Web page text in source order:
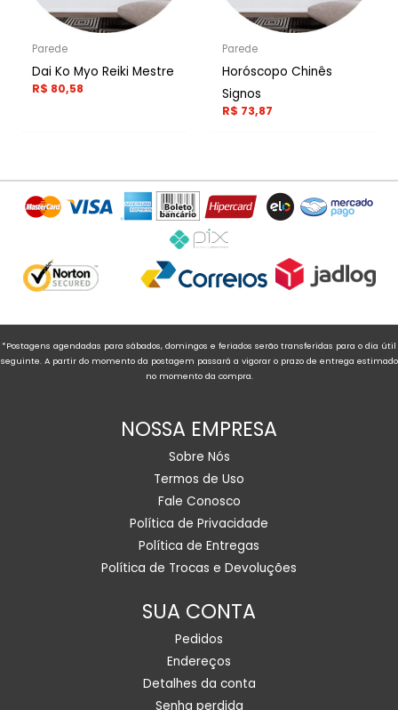
Parede
Dai Ko Myo Reiki Mestre
R$ 80,58
Parede
Horóscopo Chinês
Signos
R$ 73,87
*Postagens agendadas para sábados, domingos e feriados serão transferidas para o dia útil
seguinte. A partir do momento da postagem passará a vigorar o prazo de entrega estimado
no momento da compra.
NOSSA EMPRESA
Sobre Nós
Termos de Uso
Fale Conosco
Política de Privacidade
Política de Entregas
Política de Trocas e Devoluções
SUA CONTA
Pedidos
Endereços
Detalhes da conta
Senha perdida